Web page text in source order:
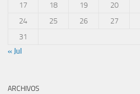
17
18 19 20
24
25 26 27
31
« Jul
ARCHIVOS